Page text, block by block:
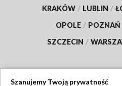
KRAKÓW / LUBLIN /
OPOLE / POZNAŃ
SZCZECIN /
Szanujemy Twoją prywatność